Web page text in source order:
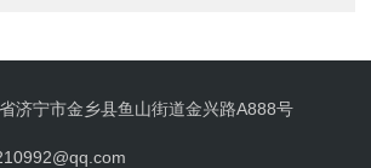
济宁市金乡县鱼山街道金兴路A888号